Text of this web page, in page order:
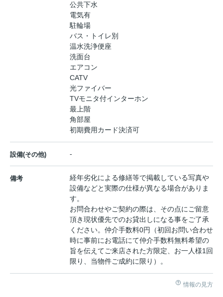
公共下水
電気有
駐輪場
バス・トイレ別
温水洗浄便座
洗面台
エアコン
CATV
光ファイバー
TVモニタ付インターホン
最上階
角部屋
初期費用カード決済可
設備(その他) -
備考
経年劣化による修繕等で掲載している写真や
設備などと実際の仕様が異なる場合がありま
す。
お問合わせやご契約の際は、その点にご留意
頂き現状優先でのお貸出しになる事をご了承
ください。仲介手数料0円（初回お問い合わせ
時に事前にお電話にて仲介手数料無料希望の
旨を伝えてご来店された方限定、お一人様1回
限り、当物件ご成約に限り）。
情報の見方